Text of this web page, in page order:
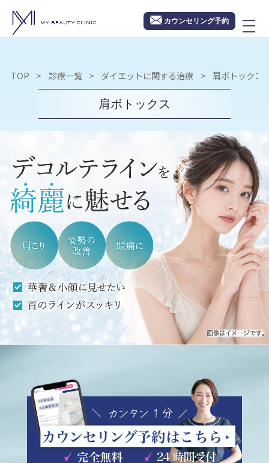
カウンセリング予約
TOP 診療一覧 ダイエットに関する治療 肩ボトックス
肩ボトックス